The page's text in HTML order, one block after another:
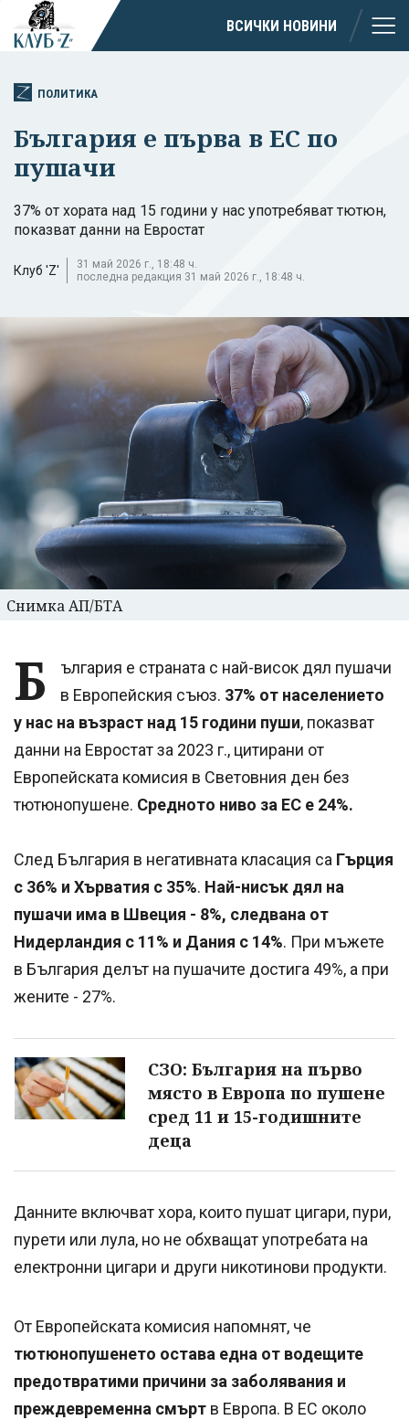
ВСИЧКИ НОВИНИ
ПОЛИТИКА
България е първа в ЕС по
пушачи
37% от хората над 15 години у нас употребяват тютюн,
показват данни на Евростат
Клуб 'Z'
31 май 2026 г., 18:48 ч.
последна редакция 31 май 2026 г., 18:48 ч.
Снимка АП/БТА
Б
ългария е страната с най-висок дял пушачи
в Европейския съюз. 37% от населението
у нас на възраст над 15 години пуши, показват
данни на Евростат за 2023 г., цитирани от
Европейската комисия в Световния ден без
тютюнопушене. Средното ниво за ЕС е 24%.
След България в негативната класация са Гърция
с 36% и Хърватия с 35%. Най-нисък дял на
пушачи има в Швеция - 8%, следвана от
Нидерландия с 11% и Дания с 14%. При мъжете
в България делът на пушачите достига 49%, а при
жените - 27%.
СЗО: България на първо
място в Европа по пушене
сред 11 и 15-годишните
деца
Данните включват хора, които пушат цигари, пури,
пурети или лула, но не обхващат употребата на
електронни цигари и други никотинови продукти.
От Европейската комисия напомнят, че
тютюнопушенето остава една от водещите
предотвратими причини за заболявания и
преждевременна смърт в Европа. В ЕС около